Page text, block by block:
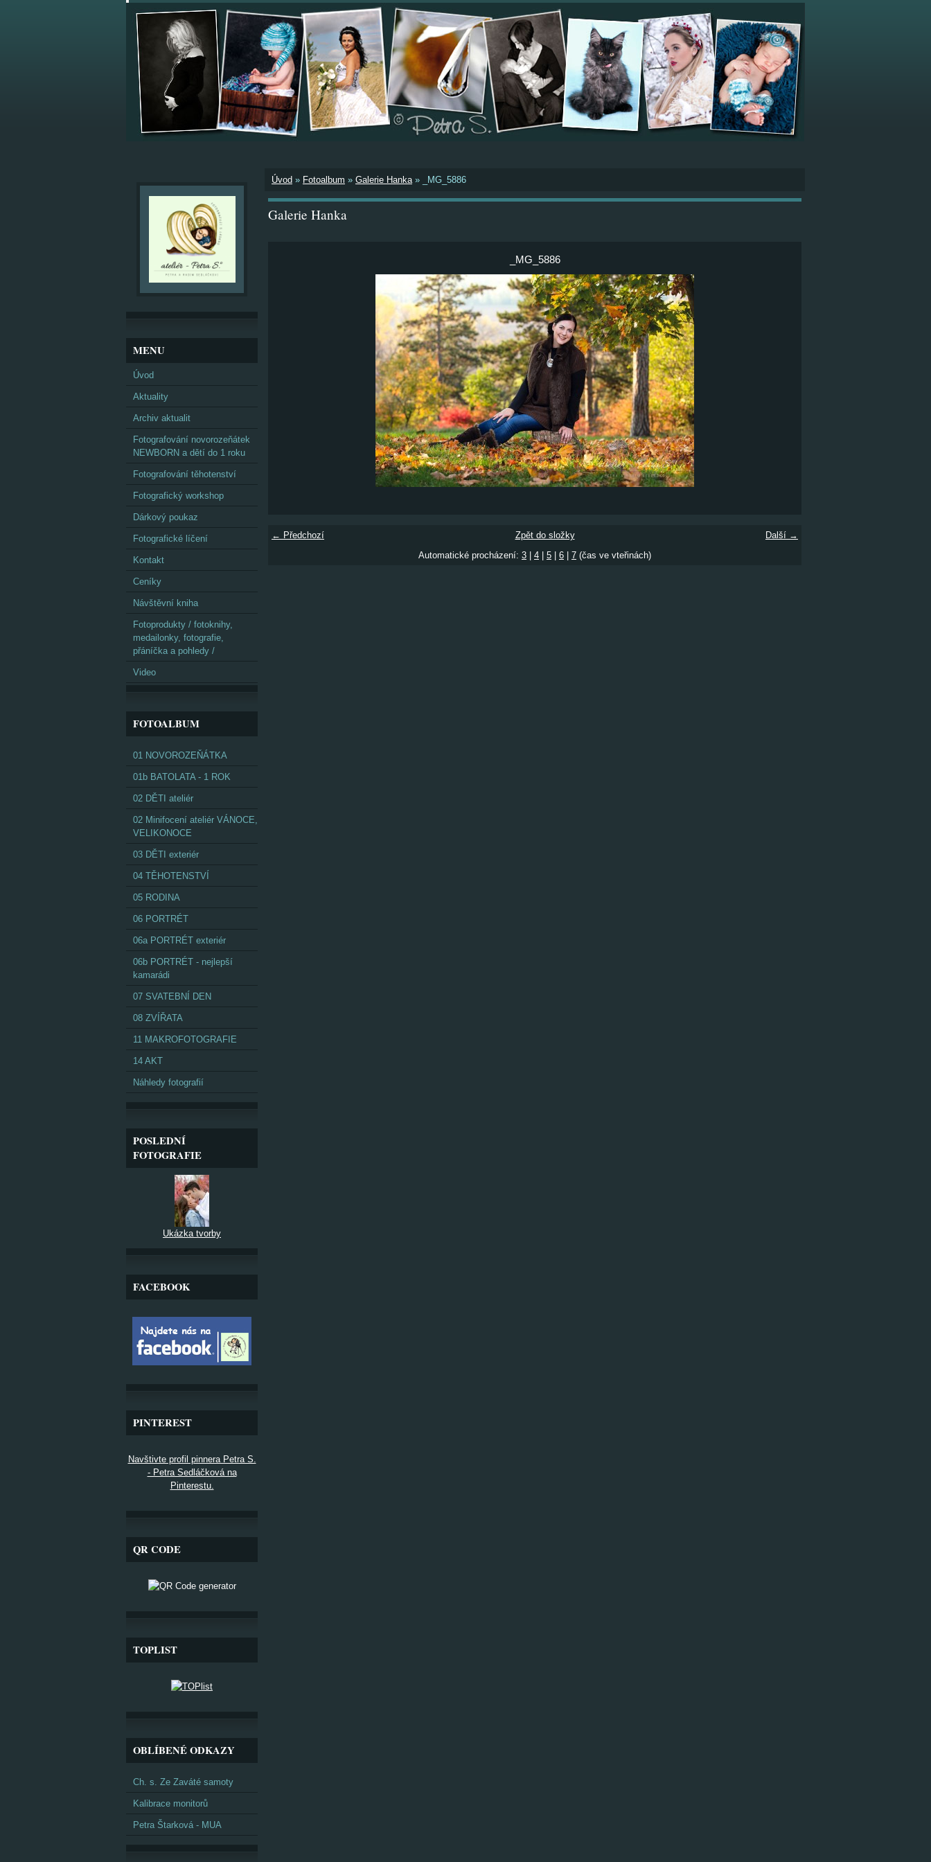
Úvod » Fotoalbum » Galerie Hanka» _MG_5886
Galerie Hanka
_MG_5886
← Předchozí Další →
Zpět do složky
Automatické procházení: 3 4 5 6 7 (čas ve vteřinách)
MENU
Úvod
Aktuality
Archiv aktualit
Fotografování novorozeňátek
NEWBORN a dětí do 1 roku
Fotografování těhotenství
Fotografický workshop
Dárkový poukaz
Fotografické líčení
Kontakt
Ceníky
Návštěvní kniha
Fotoprodukty / fotoknihy,
medailonky, fotografie,
přáníčka a pohledy /
Video
FOTOALBUM
01 NOVOROZEŇÁTKA
01b BATOLATA - 1 ROK
02 DĚTI ateliér
02 Minifocení ateliér VÁNOCE,
VELIKONOCE
03 DĚTI exteriér
04 TĚHOTENSTVÍ
05 RODINA
06 PORTRÉT
06a PORTRÉT exteriér
06b PORTRÉT - nejlepší
kamarádi
07 SVATEBNÍ DEN
08 ZVÍŘATA
11 MAKROFOTOGRAFIE
14 AKT
Náhledy fotografií
POSLEDNÍ
FOTOGRAFIE
Ukázka tvorby
FACEBOOK
PINTEREST
Navštivte profil pinnera Petra S.
- Petra Sedláčková na
Pinterestu.
QR CODE
TOPLIST
OBLÍBENÉ ODKAZY
Ch. s. Ze Zaváté samoty
Kalibrace monitorů
Petra Štarková - MUA